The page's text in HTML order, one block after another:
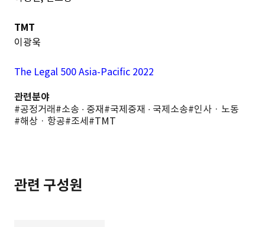
TMT
이광욱
The Legal 500 Asia-Pacific 2022
관련분야
#공정거래#소송 ∙ 중재#국제중재 ∙ 국제소송#인사 · 노동
#해상 · 항공#조세#TMT
관련 구성원